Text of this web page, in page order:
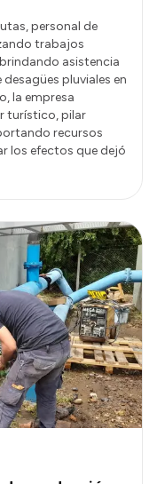
personal de
trabajos
asistencia
pluviales en
la empresa
turístico, pilar
recursos
los efectos que dejó